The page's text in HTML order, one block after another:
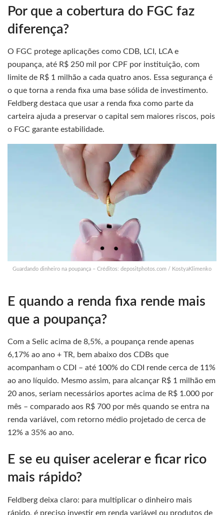
Por que a cobertura do FGC faz
diferença?
O FGC protege aplicações como CDB, LCI, LCA e
poupança, até R$ 250 mil por CPF por instituição, com
limite de R$ 1 milhão a cada quatro anos. Essa segurança é
o que torna a renda fixa uma base sólida de investimento.
Feldberg destaca que usar a renda fixa como parte da
carteira ajuda a preservar o capital sem maiores riscos, pois
o FGC garante estabilidade.
Guardando dinheiro na poupança – Créditos: depositphotos.com / KostyaKlimenko
E quando a renda fixa rende mais
que a poupança?
Com a Selic acima de 8,5%, a poupança rende apenas
6,17% ao ano + TR, bem abaixo dos CDBs que
acompanham o CDI – até 100% do CDI rende cerca de 11%
ao ano líquido. Mesmo assim, para alcançar R$ 1 milhão em
20 anos, seriam necessários aportes acima de R$ 1.000 por
mês – comparado aos R$ 700 por mês quando se entra na
renda variável, com retorno médio projetado de cerca de
12% a 35% ao ano.
E se eu quiser acelerar e ficar rico
mais rápido?
Feldberg deixa claro: para multiplicar o dinheiro mais
rápido, é preciso investir em renda variável ou produtos de